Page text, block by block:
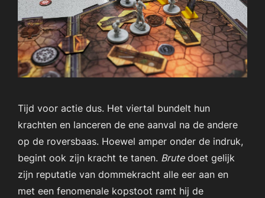
Tijd voor actie dus. Het viertal bundelt hun
krachten en lanceren de ene aanval na de andere
op de roversbaas. Hoewel amper onder de indruk,
begint ook zijn kracht te tanen. Brutedoet gelijk
zijn reputatie van dommekracht alle eer aan en
met een fenomenale kopstoot ramt hij de